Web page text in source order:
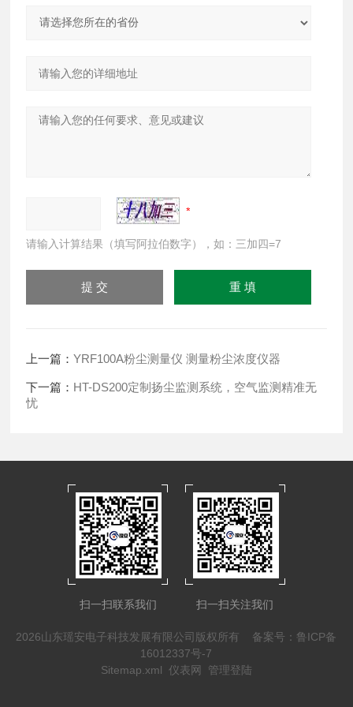
请输入计算结果（填写阿拉伯数字），如：三加四=7
上一篇：YRF100A粉尘测量仪 测量粉尘浓度仪器
下一篇： HT-DS200定制扬尘监测系统，空气监测精准无
忧
扫一扫联系我们 扫一扫关注我们
2026山东瑶安电子科技发展有限公司版权所有 备案号：鲁ICP备
16012337号-7
Sitemap.xml
仪表网 管理登陆